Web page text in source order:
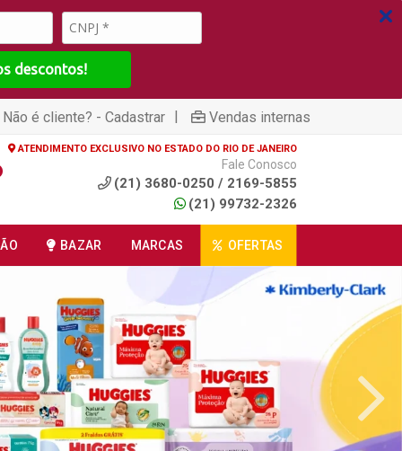
descontos!
Não é cliente? - Cadastrar | Vendas internas
ATENDIMENTO EXCLUSIVO NO ESTADO DO RIO DE JANEIRO
Fale Conosco
(21) 3680-0250 / 2169-5855
(21) 99732-2326
BAZAR MARCAS OFERTAS